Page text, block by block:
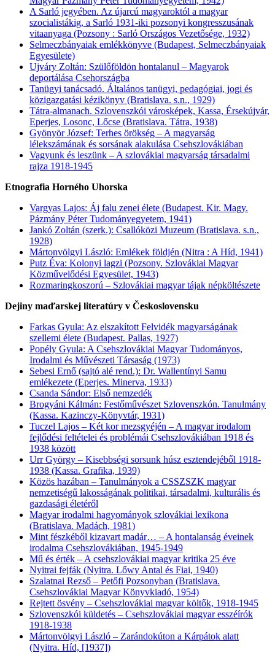
A Sarló jegyében. Az újarcú magyaroktól a magyar
szocialistákig, a Sarló 1931-iki pozsonyi kongresszusának
vitaanyaga (Pozsony : Sarló Országos Vezetősége, 1932)
Selmeczbányaiak emlékkönyve (Budapest, Selmeczbányaiak
Egyesülete)
Ujváry Zoltán: Szülőföldön hontalanul – Magyarok
deportálása Csehországba
Tanügyi tanácsadó. Általános tanügyi, pedagógiai, jogi és
közigazgatási kézikönyv (Bratislava. s.n., 1929)
Tátra-almanach. Szlovenszkói városképek, Kassa, Érsekújvár,
Eperjes, Losonc, Lőcse (Bratislava. Tátra, 1938)
Gyönyör József: Terhes örökség – A magyarság
lélekszámának és sorsának alakulása Csehszlovákiában
Vagyunk és leszünk – A szlovákiai magyarság társadalmi
rajza 1918-1945
Etnografia Horného Uhorska
Vargyas Lajos: Áj falu zenei élete (Budapest. Kir. Magy.
Pázmány Péter Tudományegyetem, 1941)
Jankó Zoltán (szerk.): Csallóközi Muzeum (Bratislava. s.n.,
1928)
Mártonvölgyi László: Emlékek földjén (Nitra : A Híd, 1941)
Putz Éva: Kolonyi lagzi (Pozsony. Szlovákiai Magyar
Közművelődési Egyesület, 1943)
Rozmaringkoszorú – Szlovákiai magyar tájak népköltészete
Dejiny maďarskej literatúry v Československu
Farkas Gyula: Az elszakított Felvidék magyarságának
szellemi élete (Budapest. Pallas, 1927)
Popély Gyula: A Csehszlovákiai Magyar Tudományos,
Irodalmi és Művészeti Társaság (1973)
Sebesi Ernő (sajtó alé rend.): Dr. Wallentínyi Samu
emlékezete (Eperjes. Minerva, 1933)
Csanda Sándor: Első nemzedék
Brogyáni Kálmán: Festőművészet Szlovenszkón. Tanulmány
(Kassa. Kazinczy-Könyvtár, 1931)
Tuczel Lajos – Két kor mezsgyéjén – A magyar irodalom
fejlődési feltételei és problémái Csehszlovákiában 1918 és
1938 között
Urr György – Kisebbségi sorsunk húsz esztendejéből 1918-
1938 (Kassa. Grafika, 1939)
Közös hazában – Tanulmányok a CSSZSZK magyar
nemzetiségű lakosságának politikai, társadalmi, kulturális és
gazdasági életéről
Magyar irodalmi hagyományok szlovákiai lexikona
(Bratislava. Madách, 1981)
Mint fészkéből kizavart madár… – A hontalanság éveinek
irodalma Csehszlovákiában, 1945-1949
Mű és érték – A csehszlovákiai magyar kritika 25 éve
Nyitrai fejfák (Nyitra. Lőwy Antal és Fiai, 1940)
Szalatnai Rezső – Petőfi Pozsonyban (Bratislava.
Csehszlovákiai Magyar Könyvkiadó, 1954)
Rejtett ösvény – Csehszlovákiai magyar költők, 1918-1945
Szlovenszkói küldetés – Csehszlovákiai magyar esszéírók
1918-1938
Mártonvölgyi László – Zarándokúton a Kárpátok alatt
(Nyitra. Híd, [1937])